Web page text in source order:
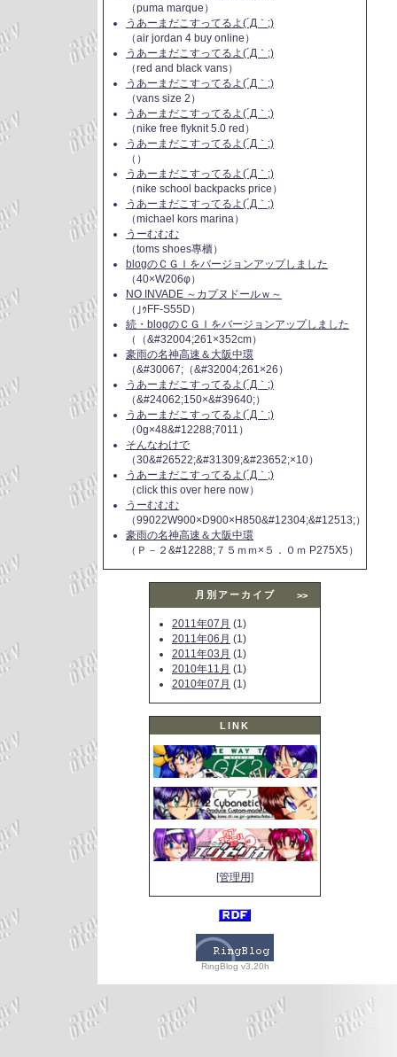
（puma marque）
うあーまだこすってるよ(´Д｀;)
（air jordan 4 buy online）
うあーまだこすってるよ(´Д｀;)
（red and black vans）
うあーまだこすってるよ(´Д｀;)
（vans size 2）
うあーまだこすってるよ(´Д｀;)
（nike free flyknit 5.0 red）
うあーまだこすってるよ(´Д｀;)
（）
うあーまだこすってるよ(´Д｀;)
（nike school backpacks price）
うあーまだこすってるよ(´Д｀;)
（michael kors marina）
うーむむむ
（toms shoes專櫃）
blogのＣＧＩをバージョンアップしました
（40×W206φ）
NO INVADE ～カプヌドールｗ～
（｣ｩFF-S55D）
続・blogのＣＧＩをバージョンアップしました
（（&#32004;261×352cm）
豪雨の名神高速＆大阪中環
（&#30067;（&#32004;261×26）
うあーまだこすってるよ(´Д｀;)
（&#24062;150×&#39640;）
うあーまだこすってるよ(´Д｀;)
（0g×48&#12288;7011）
そんなわけで
（30&#26522;&#31309;&#23652;×10）
うあーまだこすってるよ(´Д｀;)
（click this over here now）
うーむむむ
（99022W900×D900×H850&#12304;&#12513;）
豪雨の名神高速＆大阪中環
（Ｐ－２&#12288;７５ｍｍ×５．０ｍ P275X5）
月別アーカイブ >>
2011年07月 (1)
2011年06月 (1)
2011年03月 (1)
2010年11月 (1)
2010年07月 (1)
LINK
[管理用]
RingBlog v3.20h